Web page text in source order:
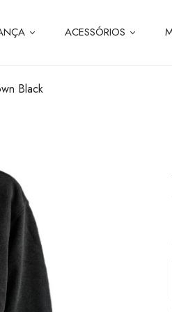
ACESSÓRIOS
Black